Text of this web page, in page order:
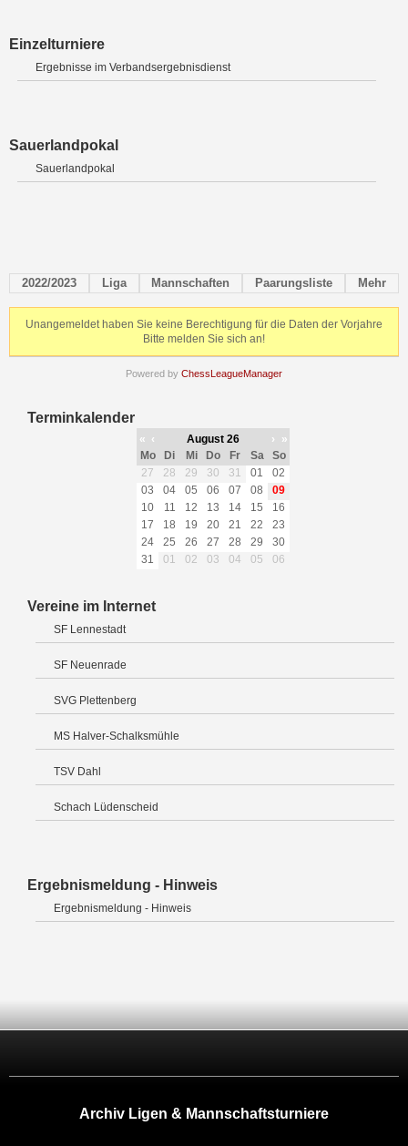
Einzelturniere
Ergebnisse im Verbandsergebnisdienst
Sauerlandpokal
Sauerlandpokal
2022/2023 Liga Mannschaften Paarungsliste Mehr
Unangemeldet haben Sie keine Berechtigung für die Daten der Vorjahre
Bitte melden Sie sich an!
Powered by ChessLeagueManager
Terminkalender
« ‹ August 26 ›
»
Mo
Di Mi Do Fr Sa
So
27
28 29 30 31 01
02
03
04 05 06 07 08
09
10
11 12 13 14 15
16
17
18 19 20 21 22
23
24
25 26 27 28 29
30
31
01 02 03 04 05 06
Vereine im Internet
SF Lennestadt
SF Neuenrade
SVG Plettenberg
MS Halver-Schalksmühle
TSV Dahl
Schach Lüdenscheid
Ergebnismeldung - Hinweis
Ergebnismeldung - Hinweis
Archiv Ligen & Mannschaftsturniere